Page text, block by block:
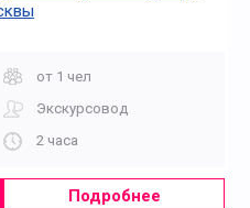
от 1 чел
Экскурсовод
2 часа
Подробнее